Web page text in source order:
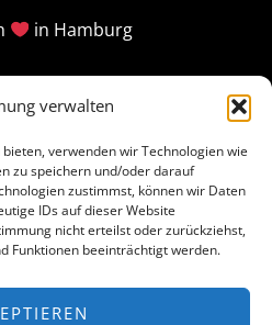
verwalten
verwenden wir Technologien wie
zu speichern und/oder darauf
zustimmst, können wir Daten
IDs auf dieser Website
nicht erteilst oder zurückziehst,
Funktionen beeinträchtigt werden.
in Hamburg